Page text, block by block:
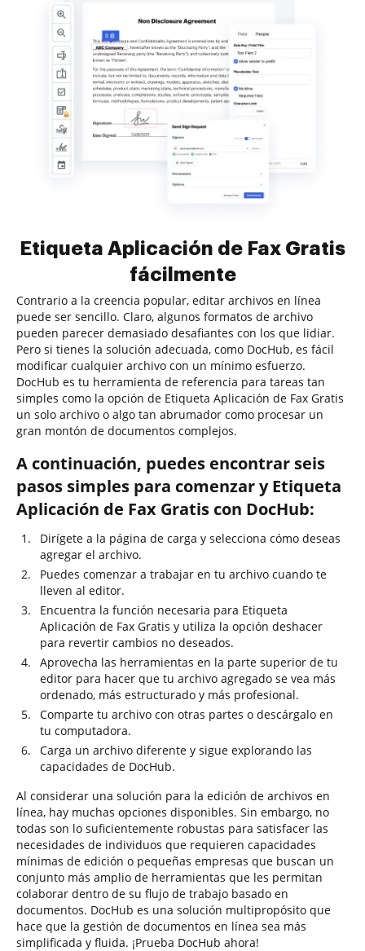
Etiqueta Aplicación de Fax Gratis
fácilmente
Contrario a la creencia popular, editar archivos en línea
puede ser sencillo. Claro, algunos formatos de archivo
pueden parecer demasiado desafiantes con los que lidiar.
Pero si tienes la solución adecuada, como DocHub, es fácil
modificar cualquier archivo con un mínimo esfuerzo.
DocHub es tu herramienta de referencia para tareas tan
simples como la opción de Etiqueta Aplicación de Fax Gratis
un solo archivo o algo tan abrumador como procesar un
gran montón de documentos complejos.
A continuación, puedes encontrar seis
pasos simples para comenzar y Etiqueta
Aplicación de Fax Gratis con DocHub:
Dirígete a la página de carga y selecciona cómo deseas
agregar el archivo.
Puedes comenzar a trabajar en tu archivo cuando te
lleven al editor.
Encuentra la función necesaria para Etiqueta
Aplicación de Fax Gratis y utiliza la opción deshacer
para revertir cambios no deseados.
Aprovecha las herramientas en la parte superior de tu
editor para hacer que tu archivo agregado se vea más
ordenado, más estructurado y más profesional.
Comparte tu archivo con otras partes o descárgalo en
tu computadora.
Carga un archivo diferente y sigue explorando las
capacidades de DocHub.
Al considerar una solución para la edición de archivos en
línea, hay muchas opciones disponibles. Sin embargo, no
todas son lo suficientemente robustas para satisfacer las
necesidades de individuos que requieren capacidades
mínimas de edición o pequeñas empresas que buscan un
conjunto más amplio de herramientas que les permitan
colaborar dentro de su flujo de trabajo basado en
documentos. DocHub es una solución multipropósito que
hace que la gestión de documentos en línea sea más
simplificada y fluida. ¡Prueba DocHub ahora!